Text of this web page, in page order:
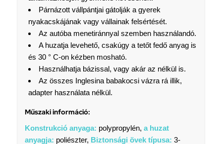
Párnázott vállpántjai gátolják a gyerek
nyakacskájának vagy vállainak felsértését.
Az autóba menetiránnyal szemben használandó.
A huzatja levehető, csakúgy a tetőt fedő anyag is
és 30 ° C-on kézben mosható.
Használhatja bázissal, vagy akár az nélkül is.
Az összes Inglesina babakocsi vázra rá illik,
adapter használata nélkül.
Műszaki információ:
Konstrukció anyaga: polypropylén, a huzat
anyagja: poliészter, Biztonsági övek típusa: 3-